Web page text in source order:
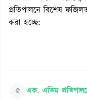
প্রতিপালনে বিশেষ
করা হচ্ছে:
৫ এক. এতিম